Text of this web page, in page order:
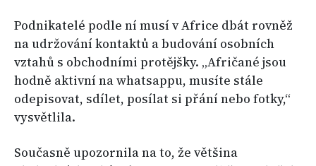
Podnikatelé podle ní musí v Africe dbát rovněž
na udržování kontaktů a budování osobních
vztahů s obchodními protějšky. „Afričané jsou
hodně aktivní na whatsappu, musíte stále
odepisovat, sdílet, posílat si přání nebo fotky,“
vysvětlila.
Současně upozornila na to, že většina